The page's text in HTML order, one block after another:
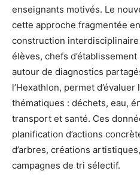
enseignants motivés. Le
cette approche fragmentée
construction
élèves, chefs
autour de diagnostics
l’Hexathlon, permet
thématiques : déchets, eau,
transport et santé. Ces
planification d’actions
d’arbres, créations
campagnes de tri sélectif.